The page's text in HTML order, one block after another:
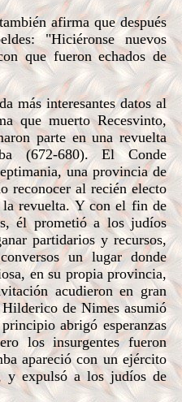
afirma que después
"Hiciéronse nuevos
que fueron echados de
más interesantes datos al
que muerto Recesvinto,
parte en una revuelta
(672-680). El Conde
una provincia de
reconocer al recién electo
la revuelta. Y con el fin de
él prometió a los judíos
partidarios y recursos,
un lugar donde
en su propia provincia,
acudieron en gran
de Nimes asumió
abrigó esperanzas
los insurgentes fueron
apareció con un ejército
y expulsó a los judíos de